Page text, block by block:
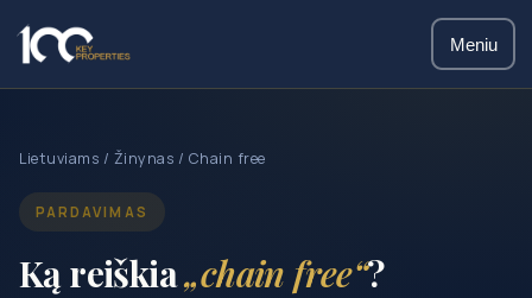
Meniu
Lietuviams / Žinynas / Chain free
PARDAVIMAS
Ką reiškia„chain free“?